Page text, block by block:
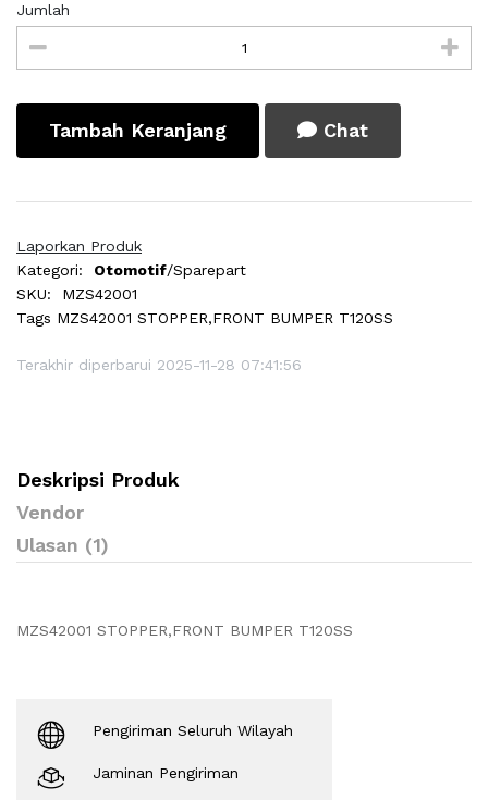
Jumlah
Tambah Keranjang Chat
Laporkan Produk
Kategori:
Otomotif/Sparepart
SKU:
MZS42001
Tags MZS42001 STOPPER,FRONT BUMPER T120SS
Terakhir diperbarui 2025-11-28 07:41:56
Deskripsi Produk
Vendor
Ulasan (1)
MZS42001 STOPPER,FRONT BUMPER T120SS
Pengiriman Seluruh Wilayah
Jaminan Pengiriman